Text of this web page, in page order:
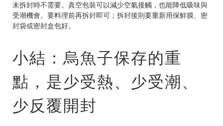
未拆封時不需要。真空包裝可以減少空氣接觸，也能降低吸味與
受潮機會。要料理前再拆封即可；拆封後則要重新用保鮮膜、密
封袋或密封盒包好。
小結：烏魚子保存的重
點，是少受熱、少受潮、
少反覆開封